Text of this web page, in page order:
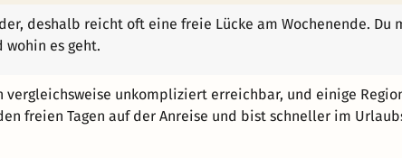
deshalb reicht oft eine freie Lücke am Wochenende. Du
es geht.
unkompliziert erreichbar, und einige
freien Tagen auf der Anreise und bist schneller im